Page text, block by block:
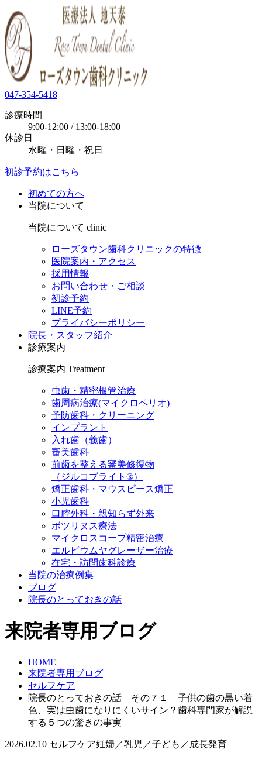
047-354-5418
診療時間
9:00-12:00 / 13:00-18:00
休診日
水曜・日曜・祝日
初診予約はこちら
初めての方へ
当院について
当院について clinic
ローズタウン歯科クリニックの特徴
医院案内・アクセス
採用情報
お問い合わせ・ご相談
初診予約
LINE予約
プライバシーポリシー
院長・スタッフ紹介
診療案内
診療案内 Treatment
虫歯・精密根管治療
歯周病治療(マイクロペリオ)
予防歯科・クリーニング
インプラント
入れ歯（義歯）
審美歯科
前歯を整える審美修復物
（ジルコブライト®）
矯正歯科・マウスピース矯正
小児歯科
口腔外科・親知らず外来
ボツリヌス療法
マイクロスコープ精密治療
エルビウムヤグレーザー治療
在宅・訪問歯科診療
当院の治療例集
ブログ
院長のとっておきの話
来院者専用ブログ
HOME
来院者専用ブログ
セルフケア
院長のとっておきの話 その７１ 子供の歯の黒い着
色、実は虫歯になりにくいサイン？歯科専門家が解説
する５つの驚きの事実
2026.02.10 セルフケア妊婦／乳児／子ども／成長発育